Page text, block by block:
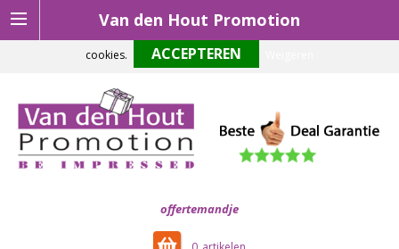
Van den Hout Promotion
offertemandje
Om onze website optimaal te laten functioneren maken wij gebruik van
cookies.